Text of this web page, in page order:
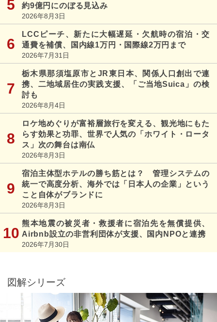
約9億円にのぼる見込み
2026年8月3日
LCCピーチ、新たに大幅遅延・欠航時の宿泊・交
通費を補償、国内線1万円・国際線2万円まで
2026年7月31日
栃木県那須塩原市とJR東日本、関係人口創出で連
携、二地域居住の実践支援、「ご当地Suica」の検
討も
2026年8月4日
ロケ地めぐりが富裕層旅行を変える、観光地にもた
らす効果と功罪、世界で人気の「ホワイト・ロータ
ス」次の舞台は南仏
2026年8月3日
宿泊主体型ホテルの勝ち筋とは？ 管理システムの
統一で高度分析、海外では「日本人の企業」という
こと自体がブランドに
2026年8月3日
熊本地震の被災者・救援者に宿泊先を無償提供、
Airbnb設立の非営利団体が支援、国内NPOと連携
2026年7月30日
図解シリーズ